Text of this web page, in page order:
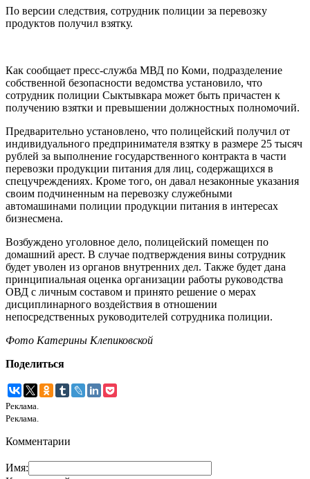
По версии следствия, сотрудник полиции за перевозку
продуктов получил взятку.
Как сообщает пресс-служба МВД по Коми, подразделение
собственной безопасности ведомства установило, что
сотрудник полиции Сыктывкара может быть причастен к
получению взятки и превышении должностных полномочий.
Предварительно установлено, что полицейский получил от
индивидуального предпринимателя взятку в размере 25 тысяч
рублей за выполнение государственного контракта в части
перевозки продукции питания для лиц, содержащихся в
спецучреждениях. Кроме того, он давал незаконные указания
своим подчиненным на перевозку служебными
автомашинами полиции продукции питания в интересах
бизнесмена.
Возбуждено уголовное дело, полицейский помещен по
домашний арест. В случае подтверждения вины сотрудник
будет уволен из органов внутренних дел. Также будет дана
принципиальная оценка организации работы руководства
ОВД с личным составом и принято решение о мерах
дисциплинарного воздействия в отношении
непосредственных руководителей сотрудника полиции.
Фото Катерины Клепиковской
Поделиться
Реклама.
Реклама.
Комментарии
Имя: